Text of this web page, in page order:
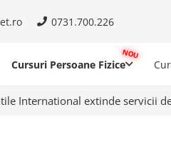
0731.700.226
Cursuri Persoane Fizice
International extinde servicii